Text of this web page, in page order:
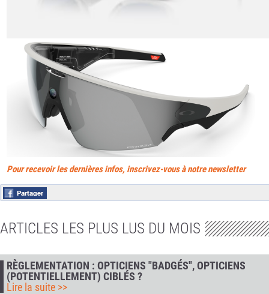
Pour recevoir les dernières infos, inscrivez-vous à notre newsletter
ARTICLES LES PLUS LUS DU MOIS
RÈGLEMENTATION : OPTICIENS "BADGÉS", OPTICIENS
(POTENTIELLEMENT) CIBLÉS ?
Lire la suite >>